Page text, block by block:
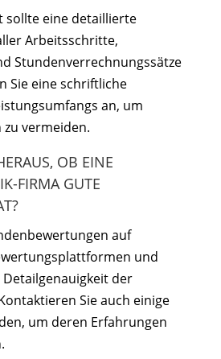
sollte eine detaillierte
Arbeitsschritte,
Stundenverrechnungssätze
Sie eine schriftliche
an, um
vermeiden.
OB EINE
FIRMA GUTE
auf
und
der
Sie auch einige
um deren Erfahrungen